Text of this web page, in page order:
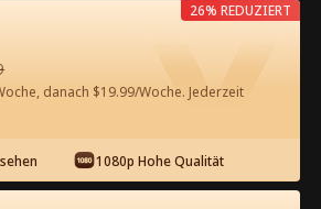
60 Jetzt entsperren
in der App ansehen
danach $19.99/Woche. Jederzeit
1080p Hohe Qualität
26% REDUZIERT